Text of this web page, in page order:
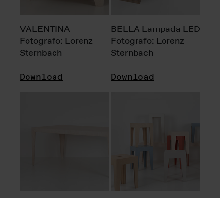
VALENTINA
Fotografo: Lorenz
Sternbach
Download
BELLA Lampada LED
Fotografo: Lorenz
Sternbach
Download